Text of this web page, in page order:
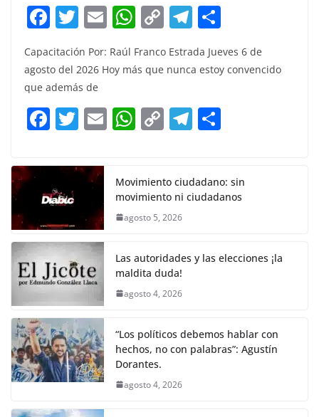
F
a
c
e
b
o
k
T
itt
er
E
m
ai
W
at
A
p
C
p
Li
n
T
el
e
a
m
ar
e
Capacitación Por: Raúl Franco Estrada Jueves 6 de
agosto del 2026 Hoy más que nunca estoy convencido
que además de
F
c
e
b
o
o
k
T
itt
er
E W
s
A
p
C
y
Li
k
T
gr
a
e
Movimiento ciudadano: sin
movimiento ni ciudadanos
agosto 5, 2026
Las autoridades y las elecciones ¡la
maldita duda!
agosto 4, 2026
“Los políticos debemos hablar con
hechos, no con palabras”: Agustín
Dorantes.
agosto 4, 2026